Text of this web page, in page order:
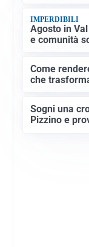
IMPERDIBILI
Agosto in
e comunità
Come
che
Sogni una
Pizzino e